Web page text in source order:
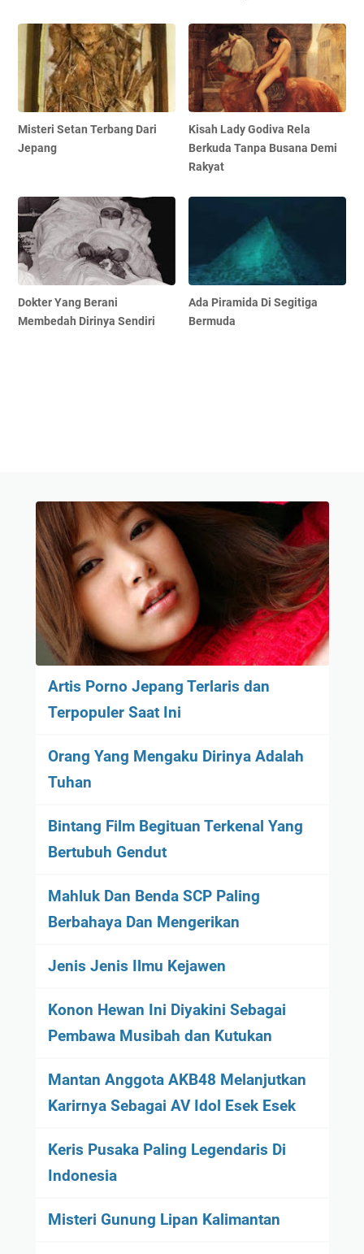
Misteri Setan Terbang Dari
Jepang
Kisah Lady Godiva Rela
Berkuda Tanpa Busana Demi
Rakyat
Dokter Yang Berani
Membedah Dirinya Sendiri
Ada Piramida Di Segitiga
Bermuda
Artis Porno Jepang Terlaris dan
Terpopuler Saat Ini
Orang Yang Mengaku Dirinya Adalah
Tuhan
Bintang Film Begituan Terkenal Yang
Bertubuh Gendut
Mahluk Dan Benda SCP Paling
Berbahaya Dan Mengerikan
Jenis Jenis Ilmu Kejawen
Konon Hewan Ini Diyakini Sebagai
Pembawa Musibah dan Kutukan
Mantan Anggota AKB48 Melanjutkan
Karirnya Sebagai AV Idol Esek Esek
Keris Pusaka Paling Legendaris Di
Indonesia
Misteri Gunung Lipan Kalimantan